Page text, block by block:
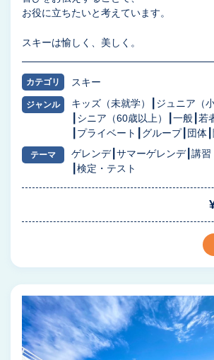
お役に立ちたいと考えています。
スキーは愉しく、美しく。
カテゴリ スキー
ジャンル キッズ（未就学）
ジュニア（
シニア（60歳以上）
一般 若
プライベート
グループ 団体
テーマ ゲレンデ サマーゲレンデ 講習
検定・テスト